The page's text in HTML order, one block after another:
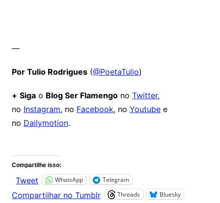
—
Por Tulio Rodrigues(@PoetaTulio)
+ Sigao Blog Ser Flamengono Twitter,
no Instagram, no Facebook, no Youtubee
no Dailymotion.
Compartilhe isso:
Tweet WhatsApp Telegram
Compartilhar no Tumblr Threads Bluesky